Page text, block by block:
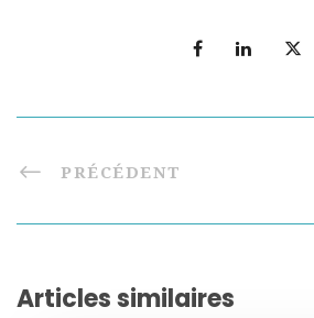
PRÉCÉDENT
Articles similaires